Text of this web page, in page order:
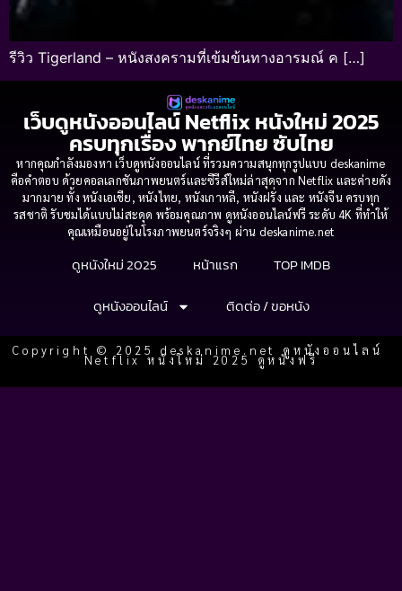
รีวิว Tigerland – หนังสงครามที่เข้มข้นทางอารมณ์ ค […]
เว็บดูหนังออนไลน์ Netflix หนังใหม่ 2025
ครบทุกเรื่อง พากย์ไทย ซับไทย
หากคุณกำลังมองหา เว็บดูหนังออนไลน์ ที่รวมความสนุกทุกรูปแบบ deskanime
คือคำตอบ ด้วยคอลเลกชันภาพยนตร์และซีรีส์ใหม่ล่าสุดจาก Netflix และค่ายดัง
มากมาย ทั้ง หนังเอเชีย, หนังไทย, หนังเกาหลี, หนังฝรั่ง และ หนังจีน ครบทุก
รสชาติ รับชมได้แบบไม่สะดุด พร้อมคุณภาพ ดูหนังออนไลน์ฟรี ระดับ 4K ที่ทำให้
คุณเหมือนอยู่ในโรงภาพยนตร์จริงๆ ผ่าน deskanime.net
ดูหนังใหม่ 2025 หน้าแรก
TOP IMDB
ดูหนังออนไลน์
ติดต่อ / ขอหนัง
Copyright © 2025 deskanime.net ดูหนังออนไลน์
Netflix หนังใหม่ 2025 ดูหนังฟรี